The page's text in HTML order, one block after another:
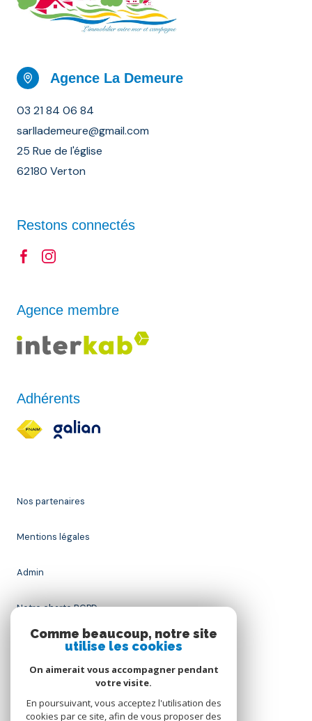
Agence La Demeure
03 21 84 06 84
sarllademeure@gmail.com
25 Rue de l'église
62180 Verton
Restons connectés
Agence membre
Adhérents
Nos partenaires
Mentions légales
Admin
Notre charte RGPD
Nos honoraires
Cookies
Comme beaucoup, notre site
utilise les cookies
On aimerait vous accompagner pendant
votre visite.
En poursuivant, vous acceptez l'utilisation des
cookies par ce site, afin de vous proposer des